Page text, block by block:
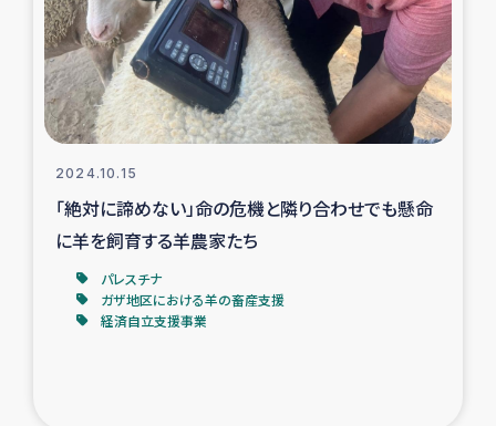
ジェクト
復興支援事業
民際教育事業
ガザ人道支援
令和6年能登半島地震 緊急支援
2024.10.15
「絶対に諦めない」命の危機と隣り合わせでも懸命
に羊を飼育する羊農家たち
パレスチナ
ガザ地区における羊の畜産支援
経済自立支援事業